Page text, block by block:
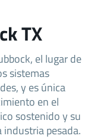
TX
el lugar de
sistemas
y es única
en el
sostenido y su
pesada.